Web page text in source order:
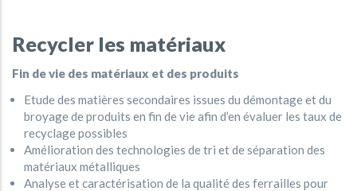
Recycler les matériaux
Fin de vie des matériaux et des produits
Etude des matières secondaires issues du démontage et du
broyage de produits en fin de vie afin d’en évaluer les taux de
recyclage possibles
Amélioration des technologies de tri et de séparation des
matériaux métalliques
Analyse et caractérisation de la qualité des ferrailles pour